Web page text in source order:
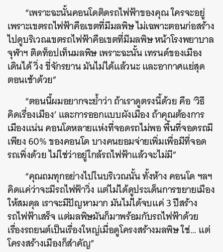
“เพราะฉะนั้นคอนโดติดรถไฟฟ้าของคุณ ใครจะอยู่
เพราะเขตรถไฟฟ้าคือเขตที่มีมลพิษ ไม่เฉพาะตอนก่อสร้าง
ไปดูบริเวณเขตรถไฟฟ้าคือเขตที่มีมลพิษ หน้าโรงพยาบาล
จุฬาฯ ติดท็อปเท็นมลพิษ เพราะฉะนั้น เทรนด์ของเมือง
เดินได้ วิ่ง ขี่จักรยาน มันไม่ได้แล้วนะ และอากาศแย่สุด
ตอนเช้าด้วย”
“ตอนนี้ผมอยากจะย้ำว่า ถ้าเราดูตรงนี้ด้วย คือ ‘วิธี
คิดเรื่องเมือง’ และการออกแบบผังเมือง ถ้าคุณต้องการ
เมืองแน่น คอนโดหลายแห่งที่จอดรถไม่พอ พื้นที่จอดรถมี
เพียง 60% ของคอนโด บางคนยอมจ่ายเพิ่มเพื่อมีที่จอด
รถเพิ่งด้วย ไม่ใช่ว่าอยู่ใกล้รถไฟฟ้าแล้วจะไม่มี”
“คุณถมทุกอย่างไปในบริเวณนั้น ทั้งห้าง คอนโด ฯลฯ
คิดแค่ว่าจะมีรถไฟฟ้าวิ่ง แต่ไม่ได้ดูประเด็นการขยายเมือง
ให้สมดุล เราจะมีปัญหามาก มันไม่ได้จบแค่ 3 ปีสร้าง
รถไฟฟ้าเสร็จ แต่มลพิษมันก็มาพร้อมกับรถไฟฟ้าด้วย
เรื่องรถยนต์เป็นเรื่องใหญ่เมื่อดูโครงสร้างมลพิษ ใช่… แต่
โครงสร้างเมืองก็สำคัญ”